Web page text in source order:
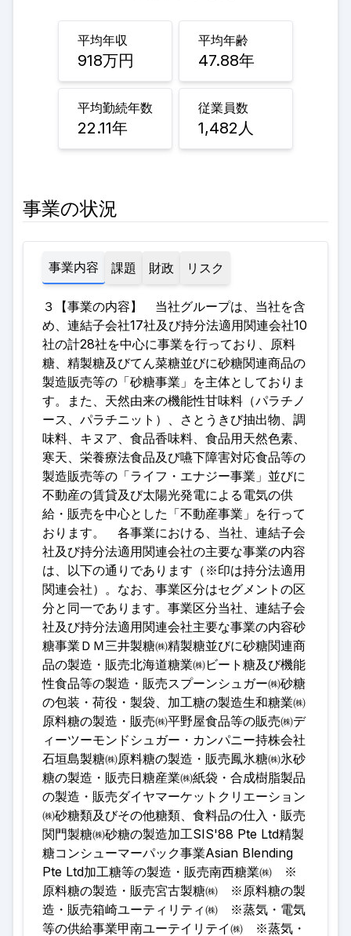
平均年収
918万円
平均年齢
47.88年
平均勤続年数
22.11年
従業員数
1,482 人
事業の状況
事業内容 課題 財政 リスク
３【事業の内容】 当社グループは、当社を含
め、連結子会社17社及び持分法適用関連会社10
社の計28社を中心に事業を行っており、原料
糖、精製糖及びてん菜糖並びに砂糖関連商品の
製造販売等の「砂糖事業」を主体としておりま
す。また、天然由来の機能性甘味料（パラチノ
ース、パラチニット）、さとうきび抽出物、調
味料、キヌア、食品香味料、食品用天然色素、
寒天、栄養療法食品及び嚥下障害対応食品等の
製造販売等の「ライフ・エナジー事業」並びに
不動産の賃貸及び太陽光発電による電気の供
給・販売を中心とした「不動産事業」を行って
おります。 各事業における、当社、連結子会
社及び持分法適用関連会社の主要な事業の内容
は、以下の通りであります（※印は持分法適用
関連会社）。なお、事業区分はセグメントの区
分と同一であります。事業区分当社、連結子会
社及び持分法適用関連会社主要な事業の内容砂
糖事業ＤＭ三井製糖㈱精製糖並びに砂糖関連商
品の製造・販売北海道糖業㈱ビート糖及び機能
性食品等の製造・販売スプーンシュガー㈱砂糖
の包装・荷役・製袋、加工糖の製造生和糖業㈱
原料糖の製造・販売㈱平野屋食品等の販売㈱デ
ィーツーモンドシュガー・カンパニー持株会社
石垣島製糖㈱原料糖の製造・販売鳳氷糖㈱氷砂
糖の製造・販売日糖産業㈱紙袋・合成樹脂製品
の製造・販売ダイヤマーケットクリエーション
㈱砂糖類及びその他糖類、食料品の仕入・販売
関門製糖㈱砂糖の製造加工SIS'88 Pte Ltd精製
糖コンシューマーパック事業Asian Blending
Pte Ltd加工糖等の製造・販売南西糖業㈱ ※
原料糖の製造・販売宮古製糖㈱ ※原料糖の製
造・販売箱崎ユーティリティ㈱ ※蒸気・電気
等の供給事業甲南ユーテイリテイ㈱ ※蒸気・